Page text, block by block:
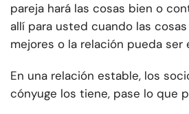
pareja hará las cosas bien o
allí para usted cuando las
mejores o la relación pueda ser
En una relación estable, los
cónyuge los tiene, pase lo que